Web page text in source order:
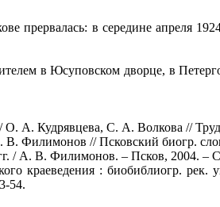
прервалась: в середине апреля
в Юсуповском дворце, в
А. Кудрявцева, С. А. Волкова //
Филимонов // Псковский биогр.
/ А. В. Филимонов. – Псков, 2004. –
краеведения : биобиблиогр.
54.